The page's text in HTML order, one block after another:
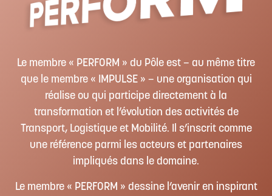
Le membre « PERFORM » du Pôle est – au même titre
que le membre « IMPULSE » – une organisation qui
réalise ou qui participe directement à la
transformation et l’évolution des activités de
Transport, Logistique et Mobilité. Il s’inscrit comme
une référence parmi les acteurs et partenaires
impliqués dans le domaine.
Le membre « PERFORM » dessine l’avenir en inspirant